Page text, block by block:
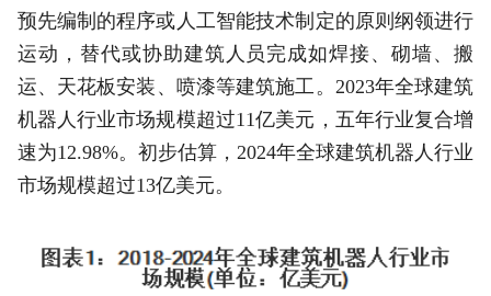
预先编制的程序或人工智能技术制定的原则纲领进行
运动，替代或协助建筑人员完成如焊接、砌墙、搬
运、天花板安装、喷漆等建筑施工。2023年全球建筑
机器人行业市场规模超过11亿美元，五年行业复合增
速为12.98%。初步估算，2024年全球建筑机器人行业
市场规模超过13亿美元。